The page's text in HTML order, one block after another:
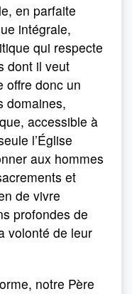
en parfaite
intégrale,
qui respecte
dont il veut
offre donc un
domaines,
accessible à
l’Église
aux hommes
et
de vivre
profondes de
volonté de leur
notre Père